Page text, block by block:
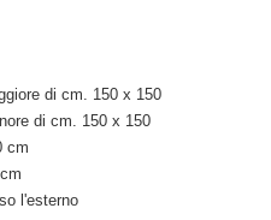
di cm. 150 x 150
di cm. 150 x 150
cm
l'esterno